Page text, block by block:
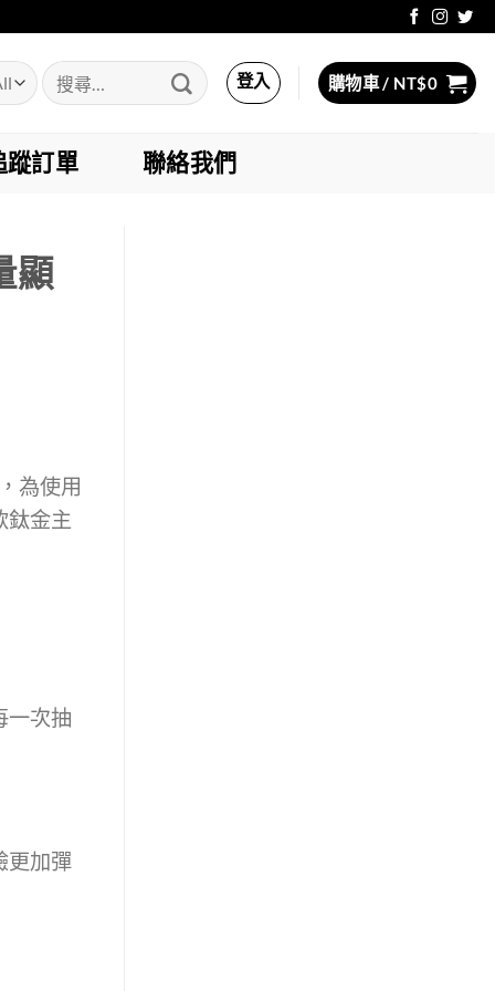
搜
尋
鍵
字:
登入 購物車 / NT$0
蹤訂單 聯絡我們
顯
為使用
鈦金主
一次抽
更加彈